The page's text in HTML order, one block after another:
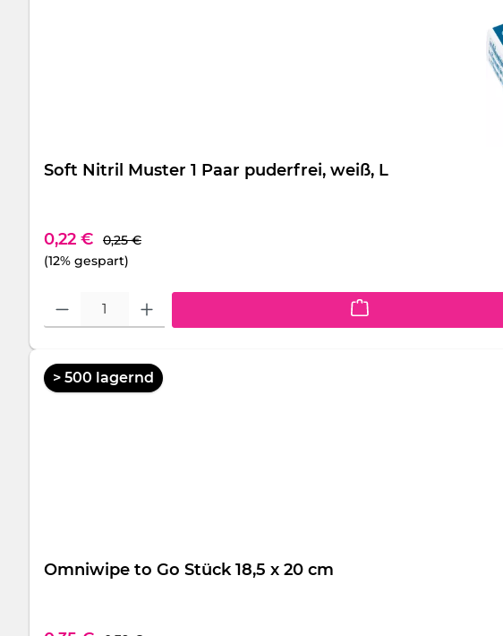
Soft Nitril Muster 1 Paar puderfrei, weiß, L
Verkaufspreis:
0,22 € Regulärer Preis:
0,25 €
(12% gespart)
Produkt Anzahl: Gib den gewünschten Wert ein oder benutze die Schaltflächen um
> 500 lagernd
Omniwipe to Go Stück 18,5 x 20 cm